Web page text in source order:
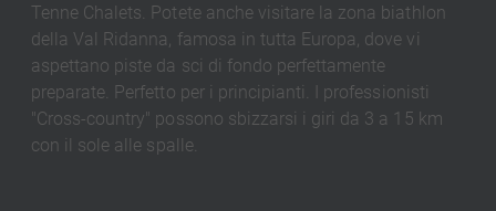
Tenne Chalets. Potete anche visitare la zona biathlon
della Val Ridanna, famosa in tutta Europa, dove vi
aspettano piste da sci di fondo perfettamente
preparate. Perfetto per i principianti. I professionisti
"Cross-country" possono sbizzarsi i giri da 3 a 15 km
con il sole alle spalle.